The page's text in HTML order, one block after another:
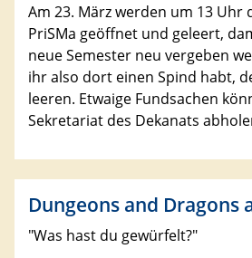
Am 23. März werden um 13 Uhr
PriSMa geöffnet und geleert,
neue Semester neu vergeben
ihr also dort einen Spind habt,
leeren. Etwaige Fundsachen
Sekretariat des Dekanats
Dungeons and Dragons
"Was hast du gewürfelt?"